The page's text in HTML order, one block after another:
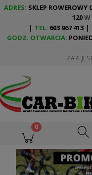
ADRES: SKLEP
120W
| TEL: 603 967 413 |
GODZ. OTWARCIA: